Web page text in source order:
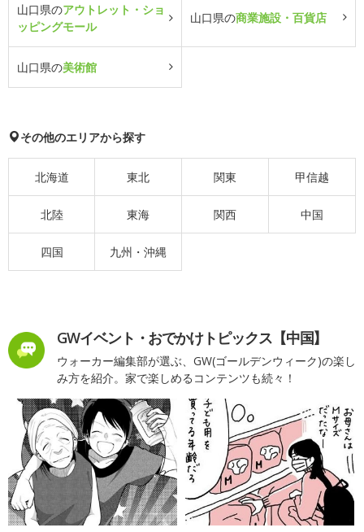
山口県のアウトレット・ショ
ッピングモール
山口県の商業施設・百貨店
山口県の美術館
その他のエリアから探す
北海道 東北 関東 甲信越
北陸 東海 関西 中国
四国 九州・沖縄
GWイベント・おでかけトピックス【中国】
ウォーカー編集部が選ぶ、GW(ゴールデンウィーク)の楽し
み方を紹介。家で楽しめるコンテンツも続々！